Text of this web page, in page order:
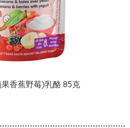
香蕉野莓)乳酪 85克